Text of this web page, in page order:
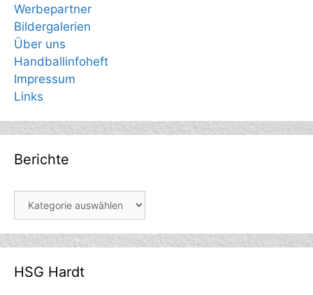
Werbepartner
Bildergalerien
Über uns
Handballinfoheft
Impressum
Links
Berichte
HSG Hardt